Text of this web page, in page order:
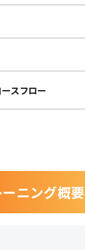
スフロー
ーニング概要